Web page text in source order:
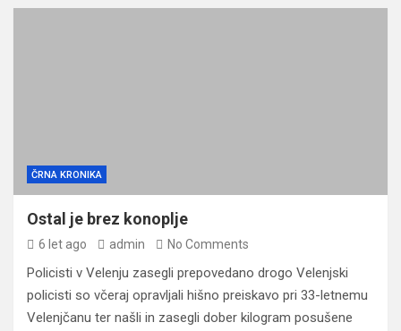
ČRNA KRONIKA
Ostal je brez konoplje
6 let ago admin No Comments
Policisti v Velenju zasegli prepovedano drogo Velenjski
policisti so včeraj opravljali hišno preiskavo pri 33-letnemu
Velenjčanu ter našli in zasegli dober kilogram posušene